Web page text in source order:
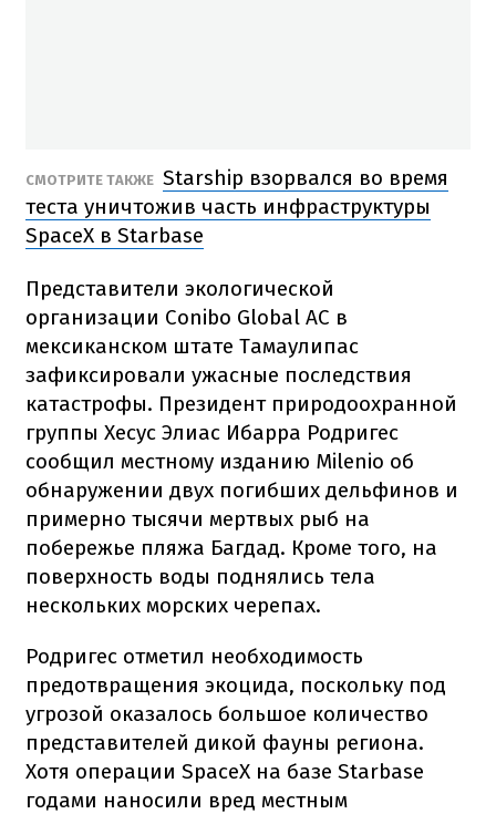
СМОТРИТЕ ТАКЖЕ Starship взорвался во время
теста уничтожив часть инфраструктуры
SpaceX в Starbase
Представители экологической
организации Conibo Global AC в
мексиканском штате Тамаулипас
зафиксировали ужасные последствия
катастрофы. Президент природоохранной
группы Хесус Элиас Ибарра Родригес
сообщил местному изданию Milenio об
обнаружении двух погибших дельфинов и
примерно тысячи мертвых рыб на
побережье пляжа Багдад. Кроме того, на
поверхность воды поднялись тела
нескольких морских черепах.
Родригес отметил необходимость
предотвращения экоцида, поскольку под
угрозой оказалось большое количество
представителей дикой фауны региона.
Хотя операции SpaceX на базе Starbase
годами наносили вред местным